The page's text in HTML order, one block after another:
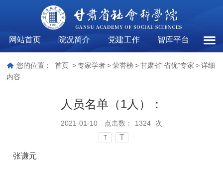
网站首页 院况简介 党建工作 智库平台
甘肃
您的位置： 首页 > 专家学者 > 荣誉榜 > 甘肃省“省优”专家 > 详细
内容
人员名单（1人）：
2021-01-10 点击数： 1324 次
T T
张谦元